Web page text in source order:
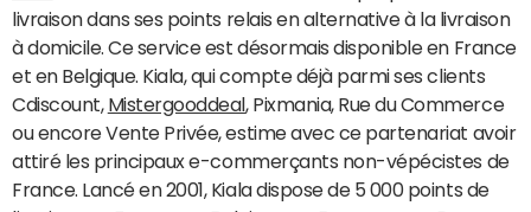
livraison dans ses points relais en alternative à la livraison
à domicile. Ce service est désormais disponible en France
et en Belgique. Kiala, qui compte déjà parmi ses clients
Cdiscount, Mistergooddeal , Pixmania, Rue du Commerce
ou encore Vente Privée, estime avec ce partenariat avoir
attiré les principaux e-commerçants non-vépécistes de
France. Lancé en 2001, Kiala dispose de 5 000 points de